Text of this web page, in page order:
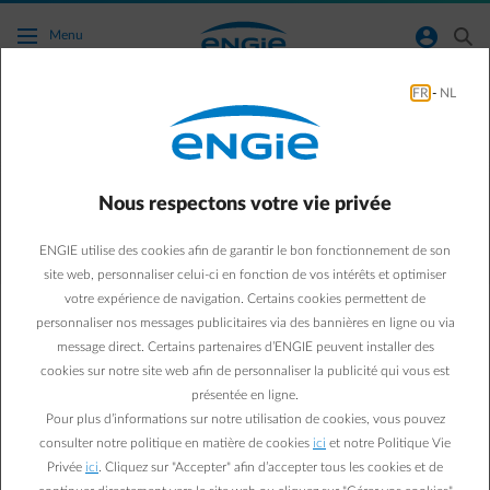
Accéder au contenu principal
Menu normal-account-circle search
Je suis déjà client pour l'électricité et veux
aussi devenir client pour le gaz naturel,
comment puis-je faire cela ?
arrow-left Retour à la page contact
Si vous avez un nouveau raccordement de gaz ou que vous
changez de fournisseur pour votre gaz naturel, vous pouvez régler
facilement ceci en ligne.
Ajouter une énergie
Questions fréquemment posées
FR - NL
Nous respectons votre vie privée
ENGIE utilise des cookies afin de garantir le bon fonctionnement de son
site web, personnaliser celui-ci en fonction de vos intérêts et optimiser
votre expérience de navigation. Certains cookies permettent de
personnaliser nos messages publicitaires via des bannières en ligne ou via
message direct. Certains partenaires d’ENGIE peuvent installer des
cookies sur notre site web afin de personnaliser la publicité qui vous est
présentée en ligne.
Pour plus d’informations sur notre utilisation de cookies, vous pouvez
consulter notre politique en matière de cookies ici et notre Politique Vie
Privée ici . Cliquez sur "Accepter" afin d’accepter tous les cookies et de